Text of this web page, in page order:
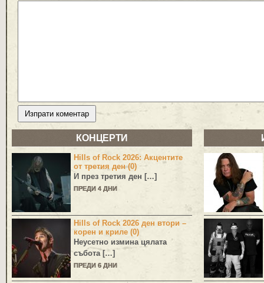
КОНЦЕРТИ
Hills of Rock 2026: Акцентите
от третия ден (0)
И през третия ден […]
ПРЕДИ 4 ДНИ
Hills of Rock 2026 ден втори –
корен и криле (0)
Неусетно измина цялата
събота […]
ПРЕДИ 6 ДНИ